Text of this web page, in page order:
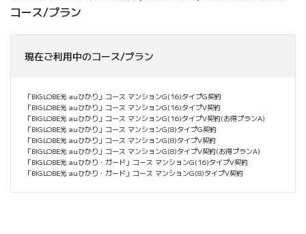
コース/プラン
現在ご利用中のコース/プラン
「BIGLOBE光 auひかり」コース マンションG(16)タイプG契約
「BIGLOBE光 auひかり」コース マンションG(16)タイプV契約
「BIGLOBE光 auひかり」コース マンションG(16)タイプV契約(お得プランA)
「BIGLOBE光 auひかり」コース マンションG(8)タイプG契約
「BIGLOBE光 auひかり」コース マンションG(8)タイプV契約
「BIGLOBE光 auひかり」コース マンションG(8)タイプV契約(お得プランA)
「BIGLOBE光 auひかり・ガード」コース マンションG(16)タイプV契約
「BIGLOBE光 auひかり・ガード」コース マンションG(8)タイプV契約